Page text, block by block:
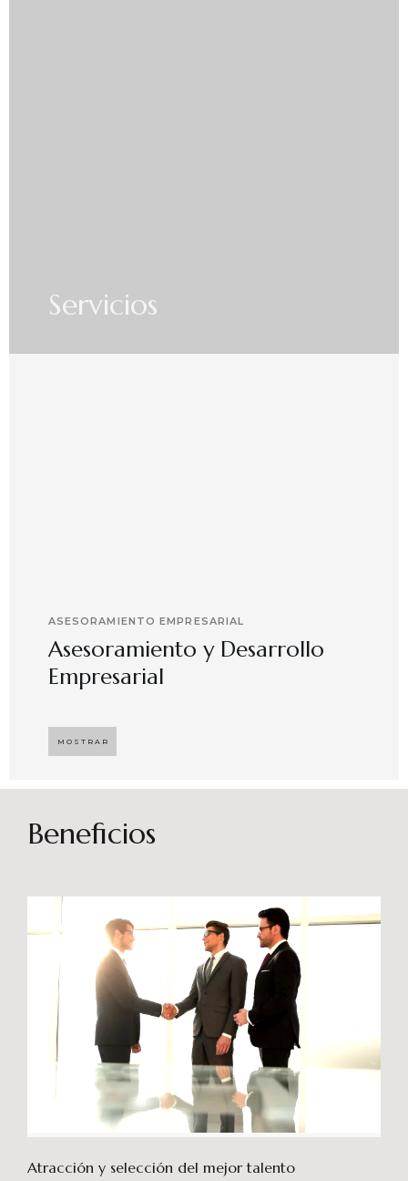
Servicios
ASESORAMIENTO EMPRESARIAL
Asesoramiento y Desarrollo
Empresarial
desarrollar el compromiso y motivación en el
capital humano en ambientes de trabajo más
sostenibles en el tiempo. Brindando soporte
especializado en proyectos integrales que
potencien su crecimiento en los niveles
esperados combinando una serie de buenas
prácticas y diversas metodologías.
MOSTRAR
Beneficios
Atracción y selección del mejor talento